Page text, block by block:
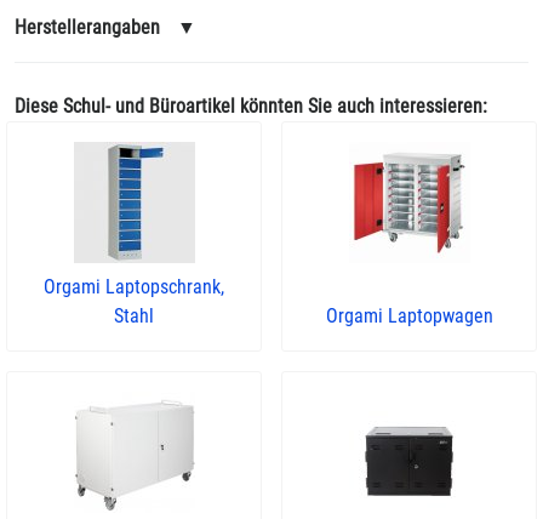
Herstellerangaben ▼
Diese Schul- und Büroartikel könnten Sie auch interessieren:
Orgami Laptopschrank,
Stahl
Orgami Laptopwagen